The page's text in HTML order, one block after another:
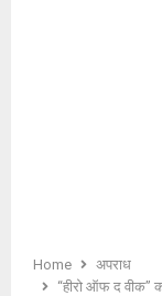
Home
अपराध
“हीरो ऑफ द वीक”